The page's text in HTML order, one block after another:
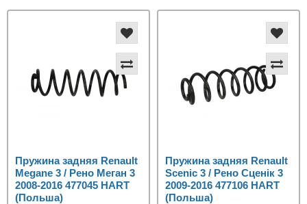
Пружина задняя Renault
Megane 3 / Рено Меган 3
2008-2016 477045 HART
(Польша)
Пружина задняя Renault
Scenic 3 / Рено Сценік 3
2009-2016 477106 HART
(Польша)